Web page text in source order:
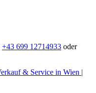
+43 699 12714933 oder